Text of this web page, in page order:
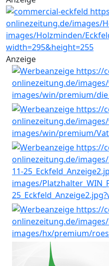
Anzeige